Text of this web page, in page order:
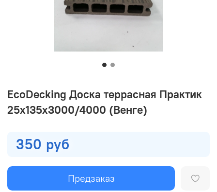
EcoDecking Доска террасная Практик
25х135х3000/4000 (Венге)
350 руб
Предзаказ